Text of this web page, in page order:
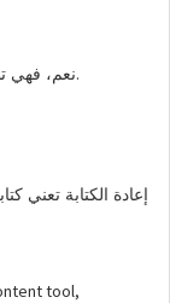
نعم، فهي.
إعادة الكتابة تعني
tool,